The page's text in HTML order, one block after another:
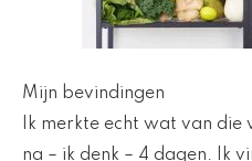
Mijn bevindingen
Ik merkte echt wat van
na – ik denk – 4 dagen. Ik